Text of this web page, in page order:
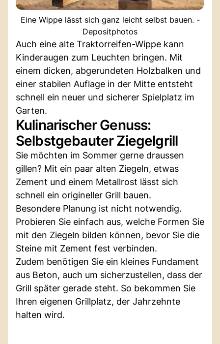
Eine Wippe lässt sich ganz leicht selbst bauen. -
Depositphotos
Auch eine alte Traktorreifen-Wippe kann
Kinderaugen zum Leuchten bringen. Mit
einem dicken, abgerundeten Holzbalken und
einer stabilen Auflage in der Mitte entsteht
schnell ein neuer und sicherer Spielplatz im
Garten.
Kulinarischer Genuss:
Selbstgebauter Ziegelgrill
Sie möchten im Sommer gerne draussen
gillen? Mit ein paar alten Ziegeln, etwas
Zement und einem Metallrost lässt sich
schnell ein origineller Grill bauen.
Besondere Planung ist nicht notwendig.
Probieren Sie einfach aus, welche Formen Sie
mit den Ziegeln bilden können, bevor Sie die
Steine mit Zement fest verbinden.
Zudem benötigen Sie ein kleines Fundament
aus Beton, auch um sicherzustellen, dass der
Grill später gerade steht. So bekommen Sie
Ihren eigenen Grillplatz, der Jahrzehnte
halten wird.